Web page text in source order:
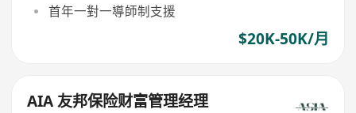
首年一對一導師制支援
$20K-50K/月
AIA 友邦保险财富管理经理